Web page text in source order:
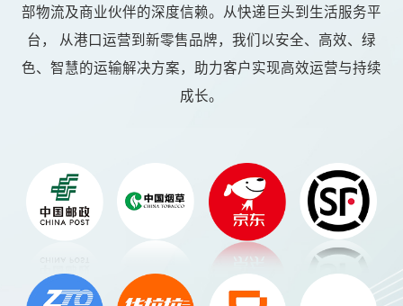
部物流及商业伙伴的深度信赖。从快递巨头到生活服务平
台，
从港口运营到新零售品牌，我们以安全、高效、绿
色、智慧的运输解决方案，助力客户实现高效运营与持续
成长。